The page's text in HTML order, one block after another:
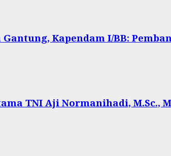
Kapendam I/BB:
TNI Aji Normanihadi, M.Sc.,